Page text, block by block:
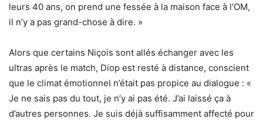
leurs 40 ans, on prend une fessée à la maison face à l’OM,
il n’y a pas grand-chose à dire. »
Alors que certains Niçois sont allés échanger avec les
ultras après le match, Diop est resté à distance, conscient
que le climat émotionnel n’était pas propice au dialogue : «
Je ne sais pas du tout, je n’y ai pas été. J’ai laissé ça à
d’autres personnes. Je suis déjà suffisamment affecté pour